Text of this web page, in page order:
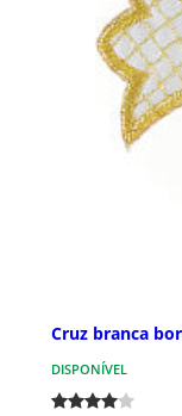
Cruz branca
DISPONÍVEL